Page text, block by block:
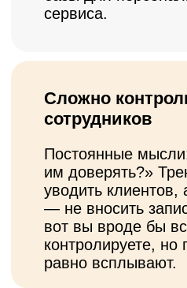
у клиента всё под рукой: